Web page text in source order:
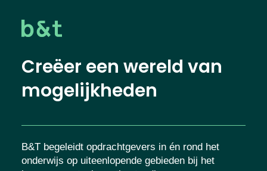
Creëer een wereld van
mogelijkheden
B&T begeleidt opdrachtgevers in én rond het
onderwijs op uiteenlopende gebieden bij het